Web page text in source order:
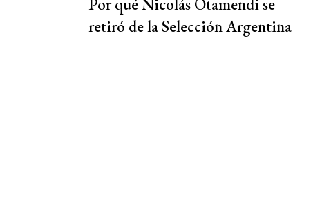
Por qué Nicolás Otamendi se
retiró de la Selección Argentina